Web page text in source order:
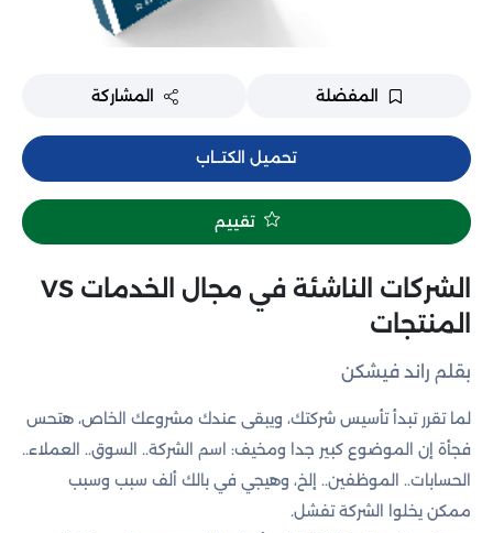
المفضلة المشاركة
تحميل الكتــاب
تقييم
الشركات الناشئة في مجال الخدمات VS
المنتجات
بقلم راند فيشكن
لما تقرر تبدأ تأسيس شركتك، ويبقى عندك مشروعك الخاص، هتحس
فجأة إن الموضوع كبير جدا ومخيف: اسم الشركة.. السوق.. العملاء..
الحسابات.. الموظفين.. إلخ، وهيجي في بالك ألف سبب وسبب
ممكن يخلوا الشركة تفشل.